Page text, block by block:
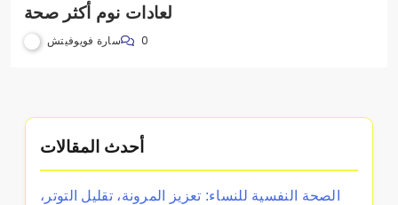
لعادات نوم أكثر صحة
سارة فويوفيتش 0
أحدث المقالات
الصحة النفسية للنساء: تعزيز المرونة، تقليل التوتر،